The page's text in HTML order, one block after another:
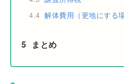
4.4 解体費用（更地にする場
5 まとめ